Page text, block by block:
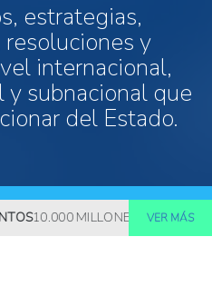
estrategias,
y
internacional,
y subnacional que
del Estado.
10.000 MILLONES DE PERSONAS
VER MÁS